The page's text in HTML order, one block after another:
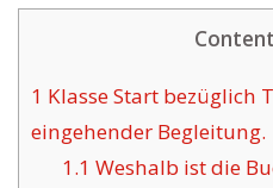
1 Klasse Start bezüglich
eingehender Begleitung.
1.1 Weshalb ist die